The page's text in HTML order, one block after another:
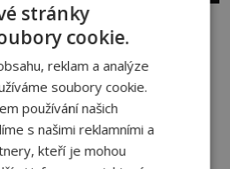
parky: Straší tu oběti
od Los Angeles leží
většině Evropanů
se zmíní zdejší
na
stránky
cookie.
reklam a analýze
soubory cookie.
používání našich
s našimi reklamními a
kteří je mohou